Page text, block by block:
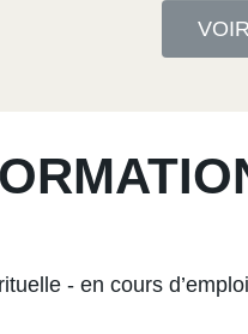
- en cours d’emploi